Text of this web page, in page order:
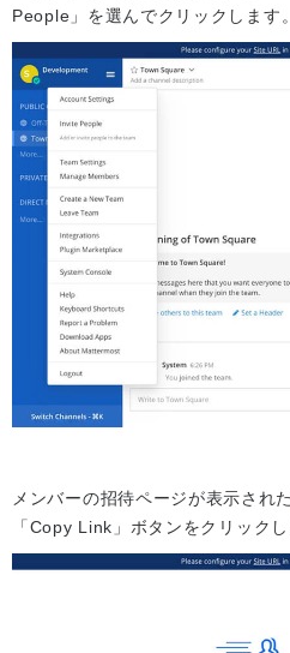
People」を選んでクリックします。
メンバーの招待ページが表示され
「Copy Link」ボタンをクリックし